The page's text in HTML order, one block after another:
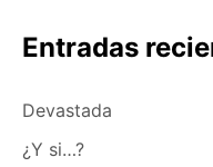
Entradas
Devastada
¿Y si…?